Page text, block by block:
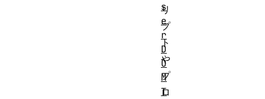
リ
プ
ト
や
プ
ロ
s
e
r
D
O
M
T